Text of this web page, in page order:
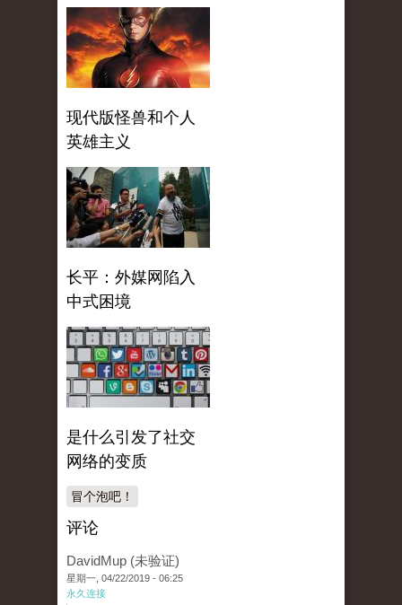
现代版怪兽和个人
英雄主义
长平：外媒网陷入
中式困境
是什么引发了社交
网络的变质
冒个泡吧！
评论
DavidMup (未验证)
星期一, 04/22/2019 - 06:25
永久连接